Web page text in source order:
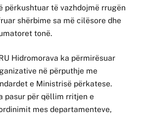
përkushtuar të vazhdojmë rrugën
shërbime sa më cilësore dhe
tonë.
Hidromorava ka përmirësuar
në përputhje me
e Ministrisë përkatese.
pasur për qëllim rritjen e
mes departamenteve,